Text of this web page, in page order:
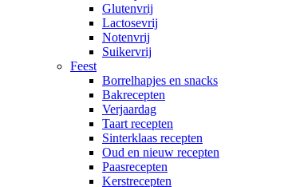
Glutenvrij
Lactosevrij
Notenvrij
Suikervrij
Feest
Borrelhapjes en snacks
Bakrecepten
Verjaardag
Taart recepten
Sinterklaas recepten
Oud en nieuw recepten
Paasrecepten
Kerstrecepten